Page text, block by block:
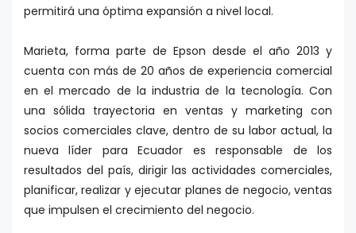
permitirá una óptima expansión a nivel local.
Marieta, forma parte de Epson desde el año 2013 y
cuenta con más de 20 años de experiencia comercial
en el mercado de la industria de la tecnología. Con
una sólida trayectoria en ventas y marketing con
socios comerciales clave, dentro de su labor actual, la
nueva líder para Ecuador es responsable de los
resultados del país, dirigir las actividades comerciales,
planificar, realizar y ejecutar planes de negocio, ventas
que impulsen el crecimiento del negocio.